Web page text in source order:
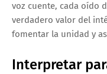
voz cuente, cada oído
verdadero valor del
fomentar la unidad y
Interpretar